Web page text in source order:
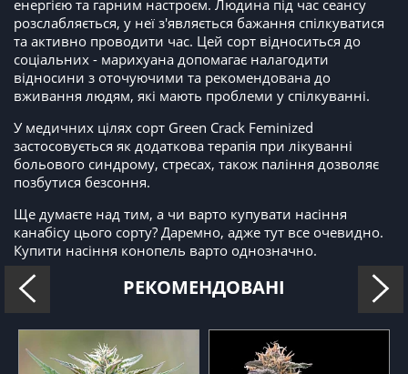
енергією та гарним настроєм. Людина під час сеансу
розслабляється, у неї з'являється бажання спілкуватися
та активно проводити час. Цей сорт відноситься до
соціальних - марихуана допомагає налагодити
відносини з оточуючими та рекомендована до
вживання людям, які мають проблеми у спілкуванні.
У медичних цілях сорт Green Crack Feminized
застосовується як додаткова терапія при лікуванні
больового синдрому, стресах, також паління дозволяє
позбутися безсоння.
Ще думаєте над тим, а чи варто купувати насіння
канабісу цього сорту? Даремно, адже тут все очевидно.
Купити насіння конопель варто однозначно.
РЕКОМЕНДОВАНІ